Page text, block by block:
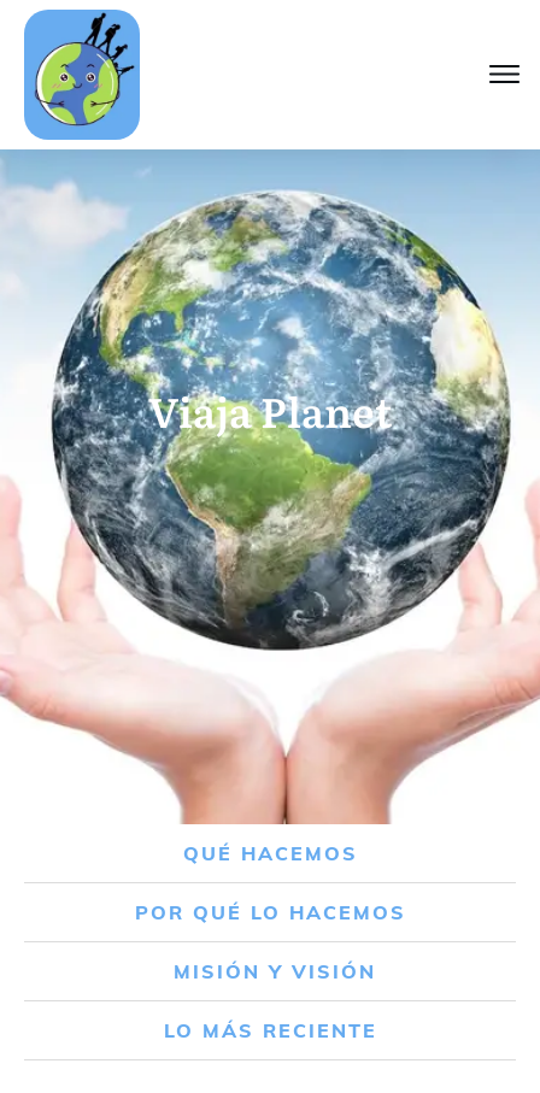
Viaja Planet
QUÉ HACEMOS
POR QUÉ LO HACEMOS
MISIÓN Y VISIÓN
LO MÁS RECIENTE